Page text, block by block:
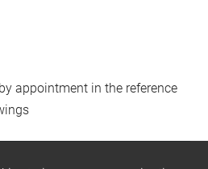
appointment in the reference